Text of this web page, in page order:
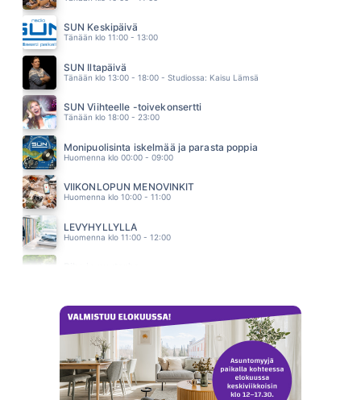
FREEMAN
02.29
YOUNGHEARTED
02.25
SUN Keskipäivä
Tänään klo 11:00 - 13:00
SUN Iltapäivä
Tänään klo 13:00 - 18:00 - Studiossa: Kaisu Lämsä
SUN Viihteelle -toivekonsertti
Tänään klo 18:00 - 23:00
Monipuolisinta iskelmää ja parasta poppia
Huomenna klo 00:00 - 09:00
VIIKONLOPUN MENOVINKIT
Huomenna klo 10:00 - 11:00
LEVYHYLLYLLÄ
Huomenna klo 11:00 - 12:00